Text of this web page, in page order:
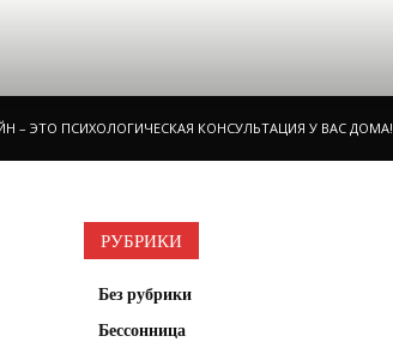
– ЭТО ПСИХОЛОГИЧЕСКАЯ КОНСУЛЬТАЦИЯ У ВАС ДОМА!
РУБРИКИ
Без рубрики
Бессонница